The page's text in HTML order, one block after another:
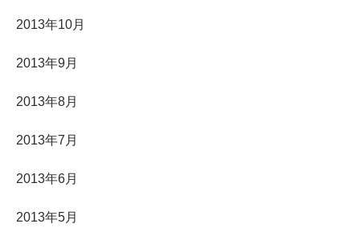
2013年10月
2013年9月
2013年8月
2013年7月
2013年6月
2013年5月